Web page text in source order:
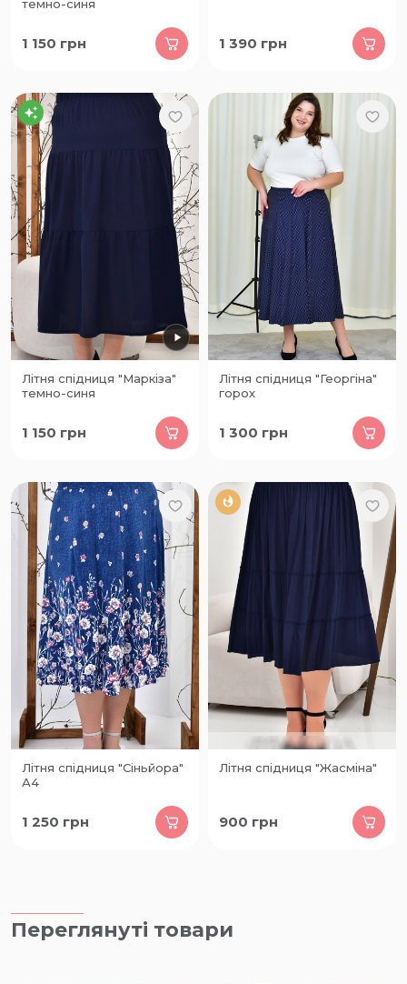
темно-синя
1 150 грн 1 390 грн
Літня спідниця "Маркіза"
темно-синя
1 150 грн
Літня спідниця "Георгіна"
горох
1 300 грн
Літня спідниця "Сіньйора"
А4
1 250 грн
Літня спідниця "Жасміна"
900 грн
Переглянуті товари